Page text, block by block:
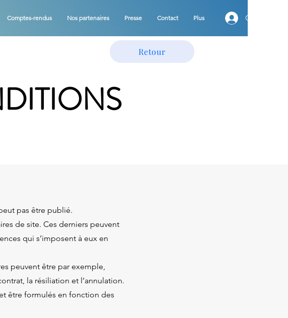
Comptes-rendus Nos partenaires Presse Contact Plus Connexion
Retour
pas être publié.
de site. Ces derniers peuvent
qui s’imposent à eux en
peuvent être par exemple,
la résiliation et l’annulation.
être formulés en fonction des